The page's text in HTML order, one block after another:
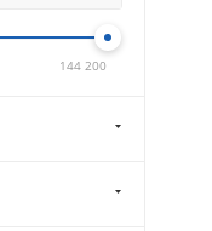
144 200